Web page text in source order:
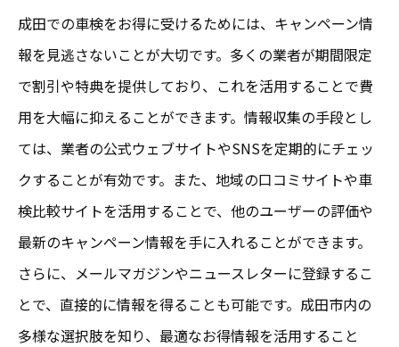
成田での車検をお得に受けるためには、キャンペーン情
報を見逃さないことが大切です。多くの業者が期間限定
で割引や特典を提供しており、これを活用することで費
用を大幅に抑えることができます。情報収集の手段とし
ては、業者の公式ウェブサイトやSNSを定期的にチェッ
クすることが有効です。また、地域の口コミサイトや車
検比較サイトを活用することで、他のユーザーの評価や
最新のキャンペーン情報を手に入れることができます。
さらに、メールマガジンやニュースレターに登録するこ
とで、直接的に情報を得ることも可能です。成田市内の
多様な選択肢を知り、最適なお得情報を活用すること